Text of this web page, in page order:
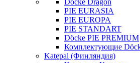
Döcke Dragon
PIE EURASIA
PIE EUROPA
PIE STANDART
Döcke PIE PREMIUM
Комплектующие
Katepal (Финляндия)